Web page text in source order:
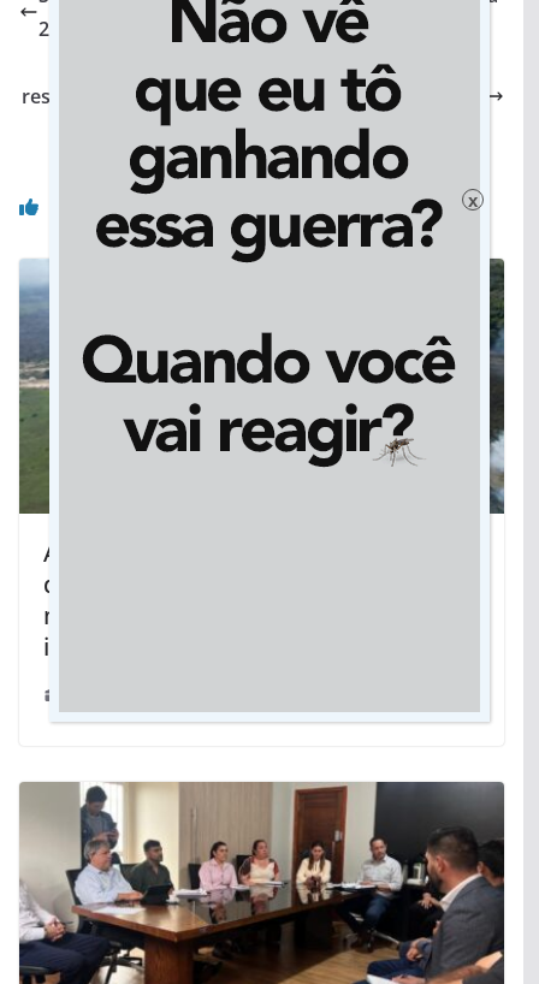
2º onda e pede atenção total contra vírus
Reeleito em Jateí, Eraldo cita obras, ações e
resgate da história: “Fechando a gestão com chave
Você pode gostar também
Ações preventivas marcam atuação
dos bombeiros em biomas de MS com
monitoramento e combate a
incêndios florestais
x